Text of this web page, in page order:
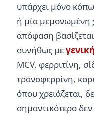
υπάρχει μόνο
ή μία
απόφαση
συνήθως με
MCV, φερριτίνη,
τρανσφερρίνη,
όπου χρειάζεται,
σημαντικότερο